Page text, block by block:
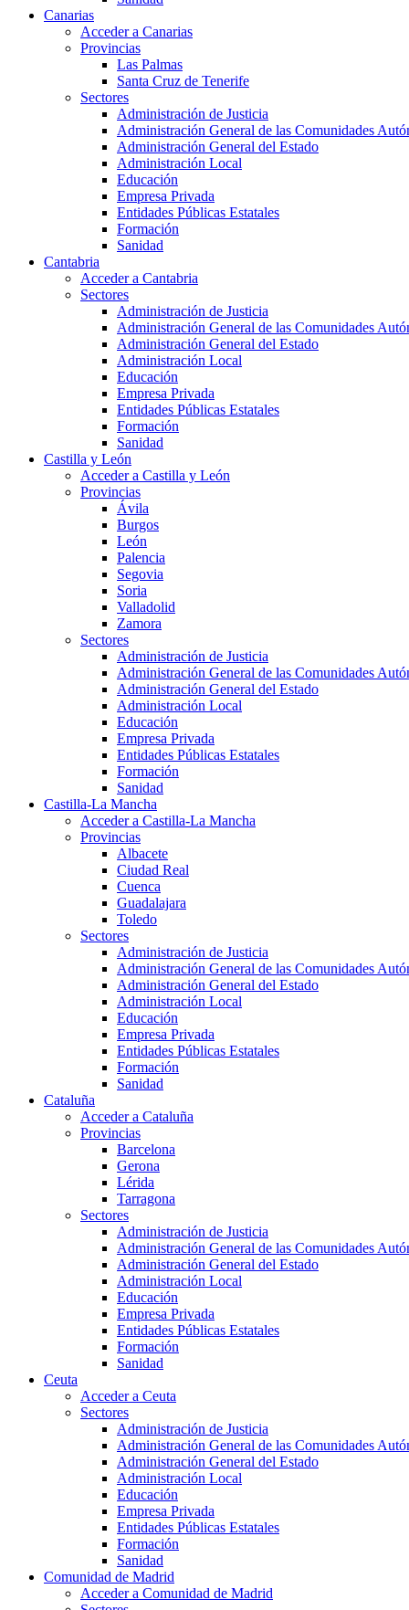
Canarias
Acceder a Canarias
Provincias
Las Palmas
Santa Cruz de Tenerife
Sectores
Administración de Justicia
Administración General de las Comunidades
Administración General del Estado
Administración Local
Educación
Empresa Privada
Entidades Públicas Estatales
Formación
Sanidad
Cantabria
Acceder a Cantabria
Sectores
Administración de Justicia
Administración General de las Comunidades
Administración General del Estado
Administración Local
Educación
Empresa Privada
Entidades Públicas Estatales
Formación
Sanidad
Castilla y León
Acceder a Castilla y León
Provincias
Ávila
Burgos
León
Palencia
Segovia
Soria
Valladolid
Zamora
Sectores
Administración de Justicia
Administración General de las Comunidades
Administración General del Estado
Administración Local
Educación
Empresa Privada
Entidades Públicas Estatales
Formación
Sanidad
Castilla-La Mancha
Acceder a Castilla-La Mancha
Provincias
Albacete
Ciudad Real
Cuenca
Guadalajara
Toledo
Sectores
Administración de Justicia
Administración General de las Comunidades
Administración General del Estado
Administración Local
Educación
Empresa Privada
Entidades Públicas Estatales
Formación
Sanidad
Cataluña
Acceder a Cataluña
Provincias
Barcelona
Gerona
Lérida
Tarragona
Sectores
Administración de Justicia
Administración General de las Comunidades
Administración General del Estado
Administración Local
Educación
Empresa Privada
Entidades Públicas Estatales
Formación
Sanidad
Ceuta
Acceder a Ceuta
Sectores
Administración de Justicia
Administración General de las Comunidades
Administración General del Estado
Administración Local
Educación
Empresa Privada
Entidades Públicas Estatales
Formación
Sanidad
Comunidad de Madrid
Acceder a Comunidad de Madrid